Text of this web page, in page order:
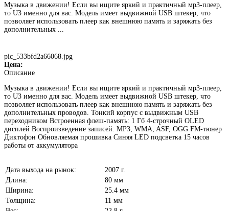
Музыка в движении! Если вы ищите яркий и практичный мр3-плеер,
то U3 именно для вас. Модель имеет выдвижной USB штекер, что
позволяет использовать плеер как внешнюю память и заряжать без
дополнительных ...
pic_533bfd2a66068.jpg
Цена:
Описание
Музыка в движении! Если вы ищите яркий и практичный мр3-плеер,
то U3 именно для вас. Модель имеет выдвижной USB штекер, что
позволяет использовать плеер как внешнюю память и заряжать без
дополнительных проводов. Тонкий корпус с выдвижным USB
переходником Встроенная флеш-память: 1 Гб 4-строчный OLED
дисплей Воспроизведение записей: MP3, WMA, ASF, OGG FM-тюнер
Диктофон Обновляемая прошивка Cиняя LED подсветка 15 часов
работы от аккумулятора
Дата выхода на рынок:
2007 г.
Длина:
80 мм
Ширина:
25.4 мм
Толщина:
11 мм